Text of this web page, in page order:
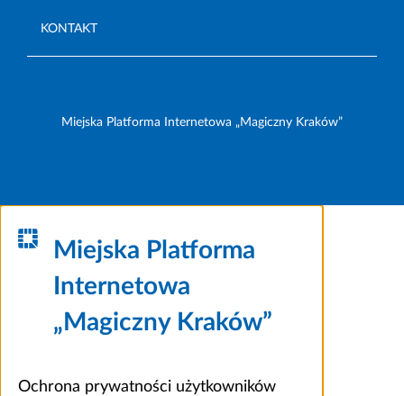
KONTAKT
Miejska Platforma Internetowa „Magiczny Kraków”
Miejska Platforma
Internetowa
„Magiczny Kraków”
Ochrona prywatności użytkowników